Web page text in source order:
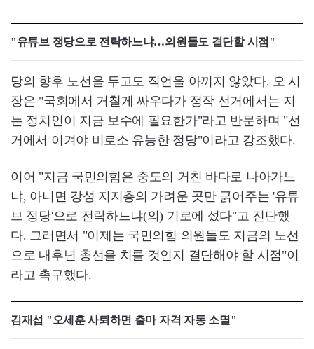
"유튜브 정당으로 전락하느냐…의원들도 결단할 시점"
당의 향후 노선을 두고도 직언을 아끼지 않았다. 오 시
장은 "국회에서 거칠게 싸우다가 정작 선거에서는 지
는 정치인이 지금 보수에 필요한가"라고 반문하며 "선
거에서 이겨야 비로소 유능한 정당"이라고 강조했다.
이어 "지금 국민의힘은 중도의 거친 바다로 나아가느
냐, 아니면 강성 지지층의 가려운 곳만 긁어주는 '유튜
브 정당'으로 전락하느냐(의) 기로에 섰다"고 진단했
다. 그러면서 "이제는 국민의힘 의원들도 지금의 노선
으로 내후년 총선을 치를 것인지 결단해야 할 시점"이
라고 촉구했다.
김재섭 "오세훈 사퇴하면 출마 자격 자동 소멸"